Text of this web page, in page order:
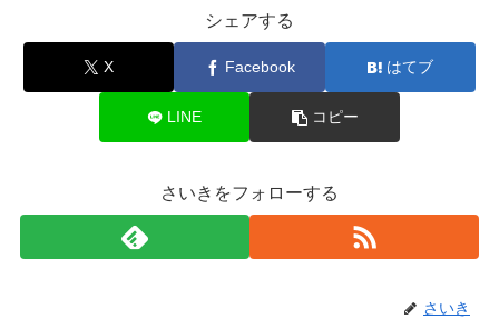
シェアする
X Facebook はてブ
LINE コピー
さいきをフォローする
さいき